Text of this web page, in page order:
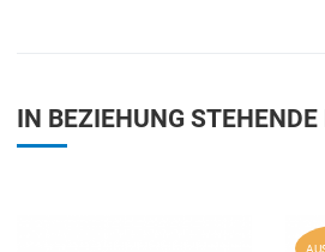
IN BEZIEHUNG
Add to